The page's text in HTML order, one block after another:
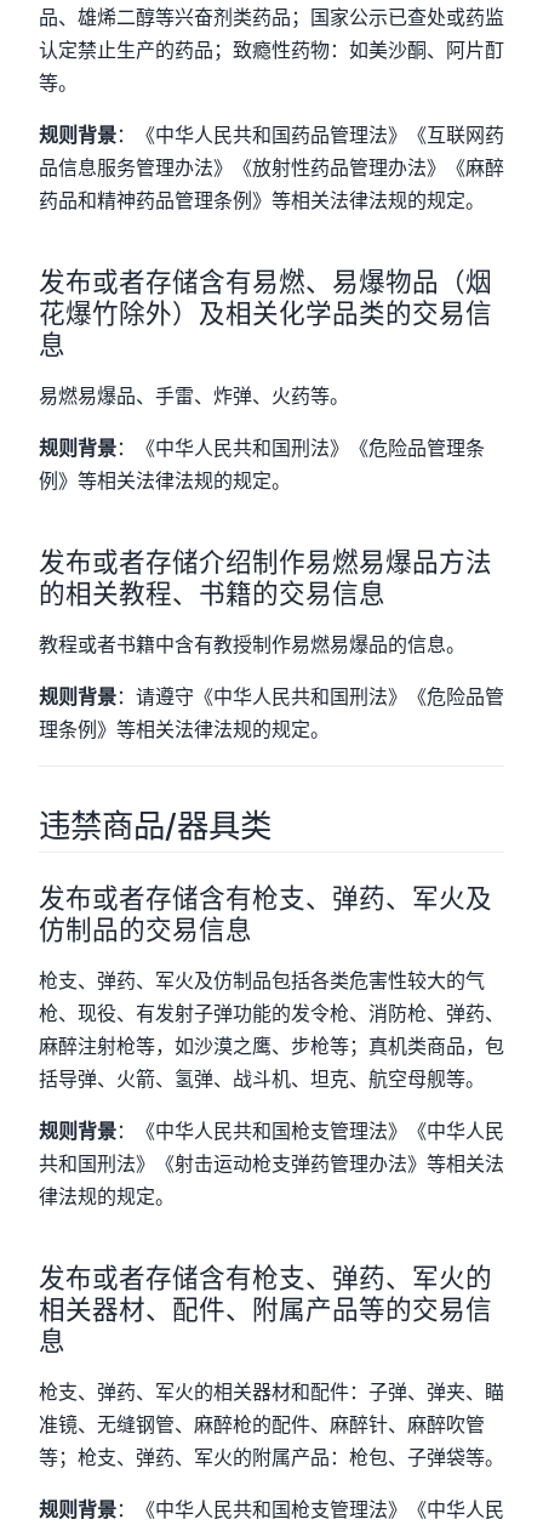
品、雄烯二醇等兴奋剂类药品；国家公示已查处或药监
认定禁止生产的药品；致瘾性药物：如美沙酮、阿片酊
等。
规则背景：《中华人民共和国药品管理法》《互联网药
品信息服务管理办法》《放射性药品管理办法》《麻醉
药品和精神药品管理条例》等相关法律法规的规定。
发布或者存储含有易燃、易爆物品（烟
花爆竹除外）及相关化学品类的交易信
息
易燃易爆品、手雷、炸弹、火药等。
规则背景：《中华人民共和国刑法》《危险品管理条
例》等相关法律法规的规定。
发布或者存储介绍制作易燃易爆品方法
的相关教程、书籍的交易信息
教程或者书籍中含有教授制作易燃易爆品的信息。
规则背景：请遵守《中华人民共和国刑法》《危险品管
理条例》等相关法律法规的规定。
违禁商品/器具类
发布或者存储含有枪支、弹药、军火及
仿制品的交易信息
枪支、弹药、军火及仿制品包括各类危害性较大的气
枪、现役、有发射子弹功能的发令枪、消防枪、弹药、
麻醉注射枪等，如沙漠之鹰、步枪等；真机类商品，包
括导弹、火箭、氢弹、战斗机、坦克、航空母舰等。
规则背景：《中华人民共和国枪支管理法》《中华人民
共和国刑法》《射击运动枪支弹药管理办法》等相关法
律法规的规定。
发布或者存储含有枪支、弹药、军火的
相关器材、配件、附属产品等的交易信
息
枪支、弹药、军火的相关器材和配件：子弹、弹夹、瞄
准镜、无缝钢管、麻醉枪的配件、麻醉针、麻醉吹管
等；枪支、弹药、军火的附属产品：枪包、子弹袋等。
规则背景：《中华人民共和国枪支管理法》《中华人民